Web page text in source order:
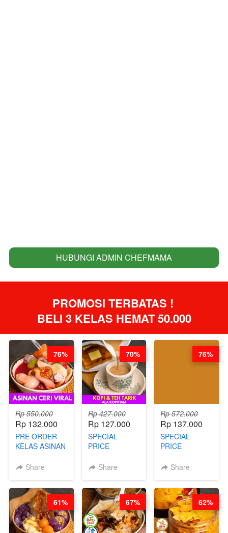
`HUBUNGI ADMIN CHEFMAMA
PROMOSI TERBATAS !
BELI 3 KELAS HEMAT 50.000
Rp 550.000
Rp 132.000
PRE ORDER
KELAS ASINAN
BY CHEF DITA
Share
76%
Rp 427.000
Rp 127.000
SPECIAL
PRICE
KELAS KOPI &
BARISTA
ARISUDANA
(TANGGAL 04
AGS HARGA
Share
70%
Rp 572.000
Rp 137.000
SPECIAL
PRICE
KELAS CAKWE
DITA
(TANGGAL 04
AGS HARGA
NAIK! )
Share
76%
61% 67% 62%